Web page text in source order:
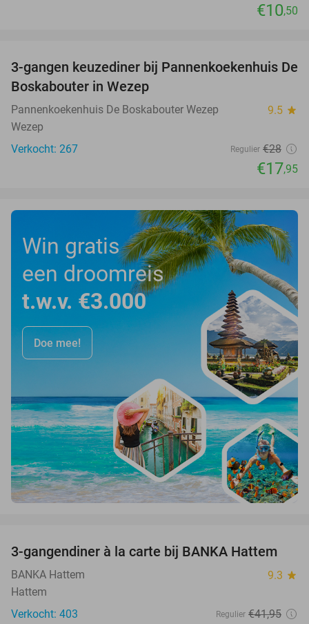
€10,50
36%
3-gangen keuzediner bij Pannenkoekenhuis De
Boskabouter in Wezep
Pannenkoekenhuis De Boskabouter Wezep 9.5 star
Wezep
Verkocht: 267
Regulier €28
€17,95
Win gratis
een droomreis
t.w.v. €3.000
Doe mee!
52%
3-gangendiner à la carte bij BANKA Hattem
BANKA Hattem 9.3 star
Hattem
Verkocht: 403
Regulier €41,95